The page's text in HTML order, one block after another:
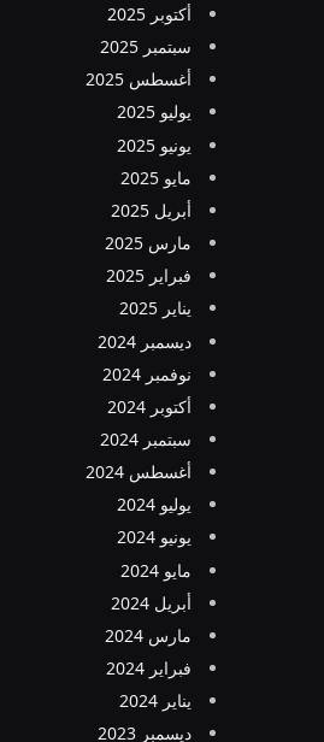
أكتوبر 2025
سبتمبر 2025
أغسطس 2025
يوليو 2025
يونيو 2025
مايو 2025
أبريل 2025
مارس 2025
فبراير 2025
يناير 2025
ديسمبر 2024
نوفمبر 2024
أكتوبر 2024
سبتمبر 2024
أغسطس 2024
يوليو 2024
يونيو 2024
مايو 2024
أبريل 2024
مارس 2024
فبراير 2024
يناير 2024
ديسمبر 2023